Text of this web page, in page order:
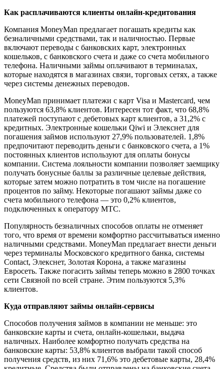
Как расплачиваются клиенты онлайн-кредитования
Компания MoneyMan предлагает погашать кредиты как
безналичными средствами, так и наличностью. Первые
включают переводы с банковских карт, электронных
кошельков, с банковского счета и даже со счета мобильного
телефона. Наличными займы оплачивают в терминалах,
которые находятся в магазинах связи, торговых сетях, а также
через системы денежных переводов.
MoneyMan принимает платежи с карт Visa и Mastercard, чем
пользуются 63,8% клиентов. Интересен тот факт, что 68,8%
платежей поступают с дебетовых карт клиентов, а 31,2% с
кредитных. Электронные кошельки Qiwi и Элекснет для
погашения займов используют 27,9% пользователей. 1,8%
предпочитают переводить деньги с банковского счета, а 1%
постоянных клиентов используют для оплаты бонусы
компании. Система лояльности компании позволяет заемщику
получать бонусные баллы за различные целевые действия,
которые затем можно потратить в том числе на погашение
процентов по займу. Некоторые погашают займы даже со
счета мобильного телефона — это 0,2% клиентов,
подключенных к оператору МТС.
Популярность безналичных способов оплаты не отменяет
того, что время от времени комфортно рассчитываться именно
наличными средствами. MoneyMan предлагает внести деньги
через терминалы Московского кредитного банка, системы
Contact, Элекснет, Золотая Корона, а также магазины
Евросеть. Также погасить займы теперь можно в 2800 точках
сети Связной по всей стране. Этим пользуются 5,3%
клиентов.
Куда отправляют займы онлайн-сервисы
Способов получения займов в компании не меньше: это
банковские карты и счета, онлайн-кошельки, выдача
наличных. Наиболее комфортно получать средства на
банковские карты: 53,8% клиентов выбрали такой способ
получения средств, из них 71,6% это дебетовые карты, 28,4%